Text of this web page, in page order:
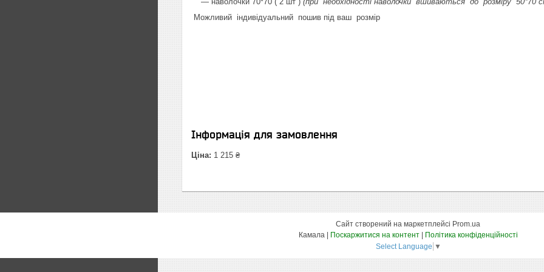
Можливий індивідуальний пошив під ваш розмір
Інформація для замовлення
Ціна: 1 215 ₴
Сайт створений на маркетплейсі Prom.ua
Поскаржитися на контент
Політика конфіденційності
Select Language ▼